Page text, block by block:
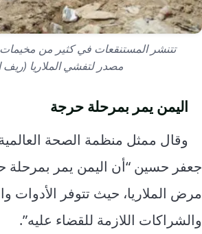
تتنشر المستنقعات في كثير من مخيمات
مصدر لتفشي الملاريا (ريف
اليمن يمر بمرحلة حرجة
وقال ممثل منظمة الصحة
جعفر حسين “أن اليمن يمر بمرحلة
مرض الملاريا، حيث تتوفر الأدوات
والشراكات اللازمة للقضاء عليه”.